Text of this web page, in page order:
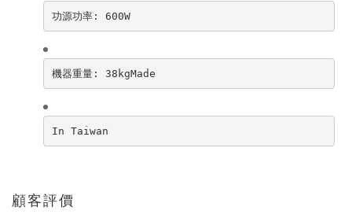
功源功率: 600W
機器重量: 38kgMade
In Taiwan
顧客評價